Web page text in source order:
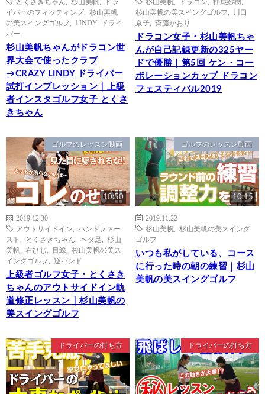
イバーのフィッティング
杉山美帆
の美スイングゴルフ
LINDY ドライ
バー
杉山美帆ちゃんがドラコン世
界大会で使ったクラブ
→CRAZY LINDY ドライバー
試打インプレッション｜上級
者インスタゴルフ女子 とくさ
きちゃん
杉山美帆の美スイングゴルフ
川口
京子
斉藤かおり
ドラコン女子・杉山美帆ちゃ
んが自己記録更新の325ヤー
ドで優勝｜第5回 ケン・コー
ポレーションカップ ドラコン
フェスティバル2019
ゴルフのレッスン動画
10:50
2019.12.30
アウトサイドイン
ハンドファー
スト
とくさきちゃん ベタ足
杉山
美帆
右ひじ 目線
杉山美帆の美ス
イングゴルフ
逆ハンド
上級者ゴルフ女子・とくさき
ちゃんのアウトサイドイン軌
道修正レッスン｜杉山美帆の
美スイングゴルフ
ゴルフのレッスン動画
10:15
2019.11.22
杉山美帆
杉山美帆の美スイング
ゴルフ
いつも私がしている、コース
に行った時の朝の練習｜杉山
美帆の美スイングゴルフ
ドライバーの打ち方 ドライバーの打ち方